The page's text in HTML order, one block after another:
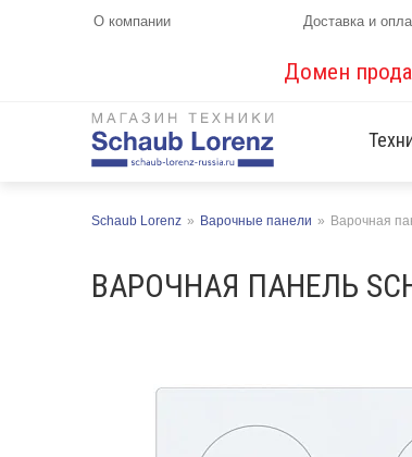
О компании Доставка и
Домен
Schaub Lorenz » Варочные панели » Варочная
ВАРОЧНАЯ ПАНЕЛЬ